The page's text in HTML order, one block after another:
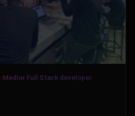
Medior Full Stack developer